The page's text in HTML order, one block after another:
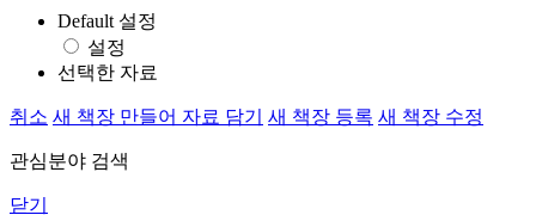
Default 설정
설정
선택한 자료
취소 새 책장 만들어 자료 담기 새 책장 등록 새 책장 수정
관심분야 검색
닫기